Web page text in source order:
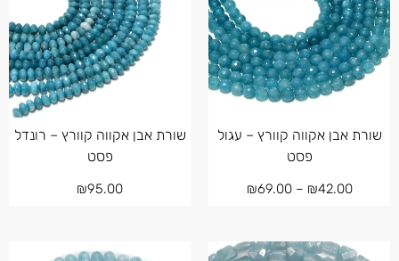
שורת אבן אקווה קוורץ – עגול
פסט
₪42.00
–
₪69.00
שורת אבן אקווה קוורץ – רונדל
פסט
₪95.00